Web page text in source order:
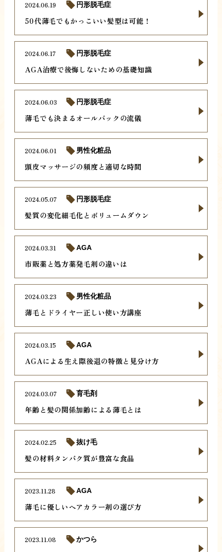
50代薄毛でもかっこいい髪型は可能！
2024.06.19 円形脱毛症
AGA治療で後悔しないための基礎知識
2024.06.17 円形脱毛症
薄毛でも決まるオールバックの流儀
2024.06.03 円形脱毛症
頭皮マッサージの頻度と適切な時間
2024.06.01 男性化粧品
髪質の変化細毛化とボリュームダウン
2024.05.07 円形脱毛症
市販薬と処方薬発毛剤の違いは
2024.03.31 AGA
薄毛とドライヤー正しい使い方講座
2024.03.23 男性化粧品
AGAによる生え際後退の特徴と見分け方
2024.03.15 AGA
年齢と髪の関係加齢による薄毛とは
2024.03.07 育毛剤
髪の材料タンパク質が豊富な食品
2024.02.25 抜け毛
薄毛に優しいヘアカラー剤の選び方
2023.11.28 AGA
2023.11.08 かつら